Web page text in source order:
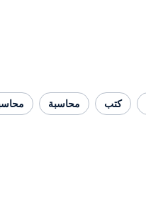
كتب محاسبة